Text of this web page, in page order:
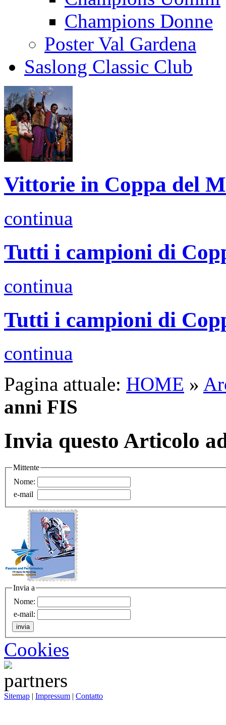
Champions Donne
Poster Val Gardena
Saslong Classic Club
Vittorie in Coppa del
continua
Tutti i campioni di
continua
Tutti i campioni di
continua
Pagina attuale: HOME »
anni FIS
Invia questo Articolo
Mittente
Nome:
e-mail
Invia a
Nome:
e-mail:
Cookies
Sitemap | Impressum | Contatto